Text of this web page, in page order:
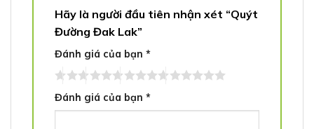
Hãy là người đầu tiên nhận xét “Quýt
Đường Đak Lak”
Đánh giá của bạn *
Đánh giá của bạn *